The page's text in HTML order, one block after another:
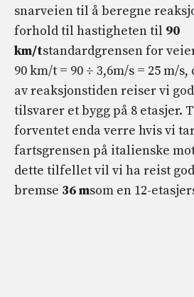
snarveien til å beregne
forhold til hastigheten til 90
km/tstandardgrensen for
90 km/t = 90 ÷ 3,6m/s = 25 m/
av reaksjonstiden reiser vi
tilsvarer et bygg på 8 etasjer.
forventet enda verre hvis vi
fartsgrensen på italienske
dette tilfellet vil vi ha reist
bremse 36 msom en 12-